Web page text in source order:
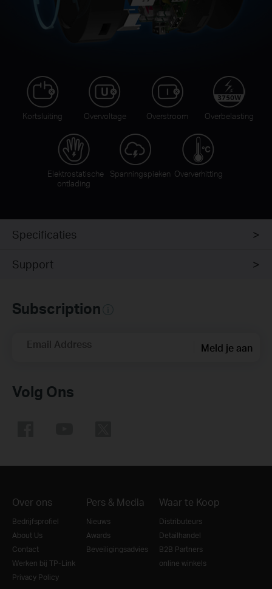
Kortsluiting Overvoltage Overstroom Overbelasting
Elektrostatische
ontlading
Spanningspieken Oververhitting
Specificaties
Support
Subscription
Email Address Meld je aan
Volg Ons
Over ons
Bedrijfsprofiel
About Us
Contact
Werken bij TP-Link
Privacy Policy
Pers & Media
Nieuws
Awards
Beveiligingsadvies
Waar te Koop
Distributeurs
Detailhandel
B2B Partners
online winkels